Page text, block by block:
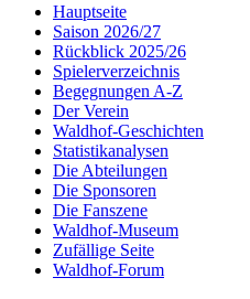
Hauptseite
Saison 2026/27
Rückblick 2025/26
Spielerverzeichnis
Begegnungen A-Z
Der Verein
Waldhof-Geschichten
Statistikanalysen
Die Abteilungen
Die Sponsoren
Die Fanszene
Waldhof-Museum
Zufällige Seite
Waldhof-Forum